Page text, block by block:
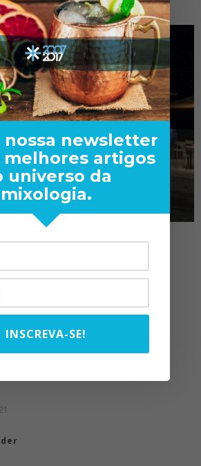
CAPORALE ABRIRÁ BAR NO RIO
2016
nossa newsletter
melhores artigos
universo da
mixologia.
INSCREVA-SE!